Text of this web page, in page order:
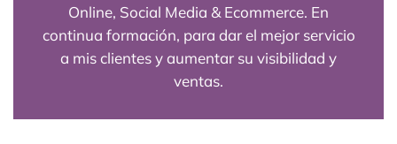
Online, Social Media & Ecommerce. En
continua formación, para dar el mejor servicio
a mis clientes y aumentar su visibilidad y
ventas.